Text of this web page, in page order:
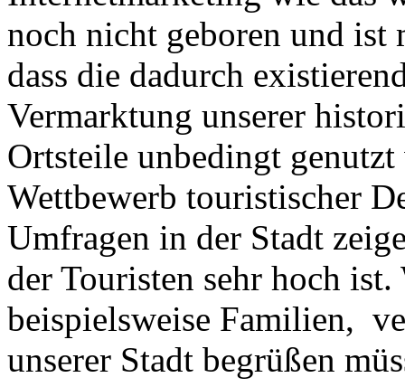
noch nicht geboren und ist
dass die dadurch
Vermarktung unserer
Ortsteile unbedingt
Wettbewerb touristischer
Umfragen in der Stadt
der Touristen sehr hoch
beispielsweise Familien,
unserer Stadt begrüßen